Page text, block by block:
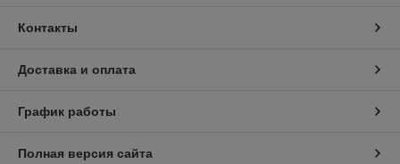
Контакты
Доставка и оплата
График работы
Полная версия сайта